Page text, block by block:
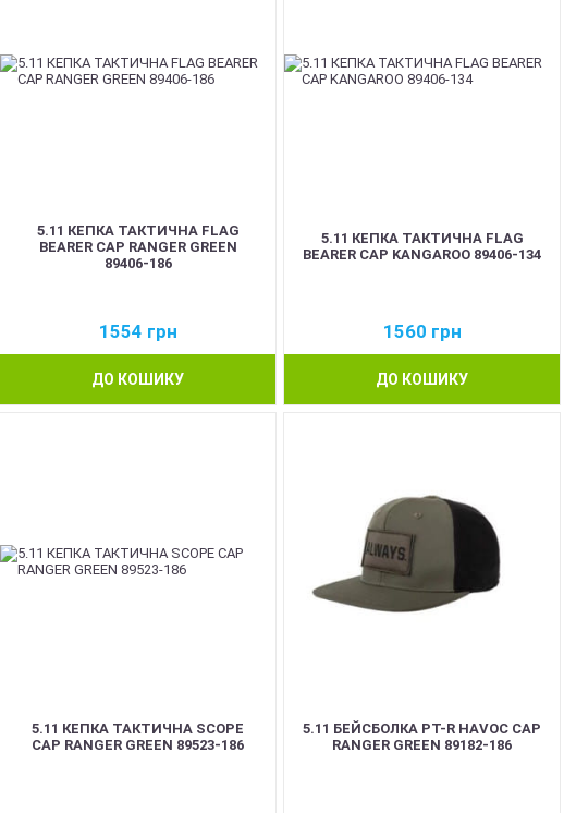
5.11 КЕПКА ТАКТИЧНА FLAG
BEARER CAP RANGER GREEN
89406-186
1554 грн
ДО КОШИКУ
5.11 КЕПКА ТАКТИЧНА FLAG
BEARER CAP KANGAROO 89406-134
1560 грн
ДО КОШИКУ
5.11 КЕПКА ТАКТИЧНА SCOPE
CAP RANGER GREEN 89523-186
5.11 БЕЙСБОЛКА PT-R HAVOC CAP
RANGER GREEN 89182-186